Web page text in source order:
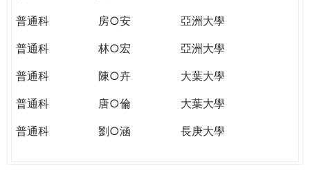
普通科
房○安
亞洲大學
普通科
林○宏
亞洲大學
普通科
陳○卉
大葉大學
普通科
唐○倫
大葉大學
普通科
劉○涵 長庚大學